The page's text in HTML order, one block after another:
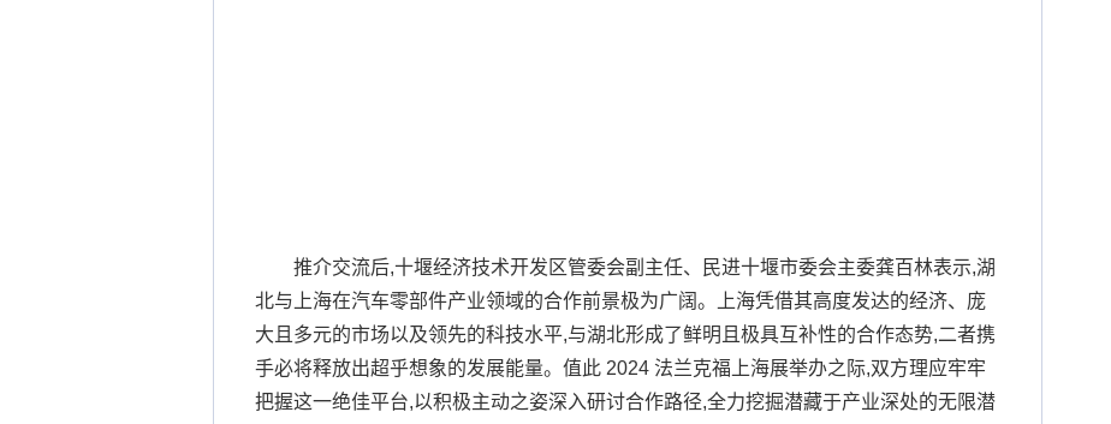
推介交流后,十堰经济技术开发区管委会副主任、民进十堰市委会主委龚百林表示,湖
北与上海在汽车零部件产业领域的合作前景极为广阔。上海凭借其高度发达的经济、庞
大且多元的市场以及领先的科技水平,与湖北形成了鲜明且极具互补性的合作态势,二者携
手必将释放出超乎想象的发展能量。值此 2024 法兰克福上海展举办之际,双方理应牢牢
把握这一绝佳平台,以积极主动之姿深入研讨合作路径,全力挖掘潜藏于产业深处的无限潜